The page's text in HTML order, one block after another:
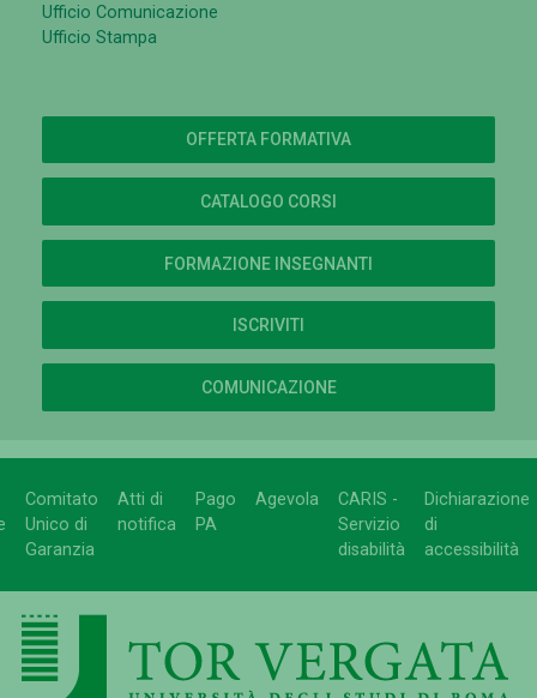
Ufficio Comunicazione
Ufficio Stampa
OFFERTA FORMATIVA
CATALOGO CORSI
FORMAZIONE INSEGNANTI
ISCRIVITI
COMUNICAZIONE
Comitato
Unico di
Garanzia
Atti di
notifica
Pago
PA
Agevola
CARIS -
Servizio
disabilità
Dichiarazione
di
accessibilità